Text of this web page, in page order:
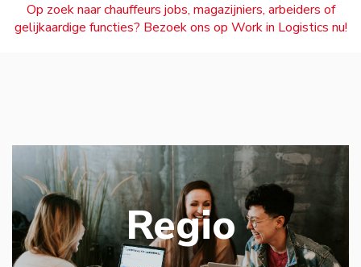
Op zoek naar chauffeurs jobs, magazijniers, arbeiders of
gelijkaardige functies? Bezoek ons op Work in Logistics nu!
Regio